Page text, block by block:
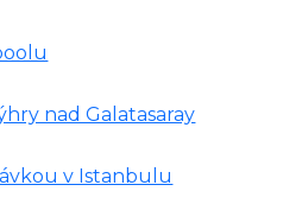
nad Galatasaray
v Istanbulu